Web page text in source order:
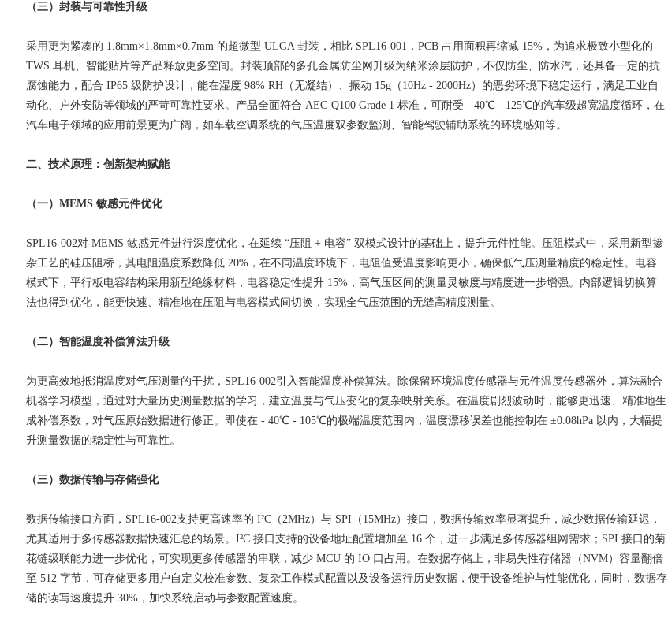
（三）封装与可靠性升级
采用更为紧凑的 1.8mm×1.8mm×0.7mm 的超微型 ULGA 封装，相比 SPL16-001，PCB 占用面积再缩减 15%，为追求极致小型化的
TWS 耳机、智能贴片等产品释放更多空间。封装顶部的多孔金属防尘网升级为纳米涂层防护，不仅防尘、防水汽，还具备一定的抗
腐蚀能力，配合 IP65 级防护设计，能在湿度 98% RH（无凝结）、振动 15g（10Hz - 2000Hz）的恶劣环境下稳定运行，满足工业自
动化、户外安防等领域的严苛可靠性要求。产品全面符合 AEC-Q100 Grade 1 标准，可耐受 - 40℃ - 125℃的汽车级超宽温度循环，在
汽车电子领域的应用前景更为广阔，如车载空调系统的气压温度双参数监测、智能驾驶辅助系统的环境感知等。
二、技术原理：创新架构赋能
（一） MEMS 敏感元件优化
SPL16-002对 MEMS 敏感元件进行深度优化，在延续 “压阻 + 电容” 双模式设计的基础上，提升元件性能。压阻模式中，采用新型掺
杂工艺的硅压阻桥，其电阻温度系数降低 20%，在不同温度环境下，电阻值受温度影响更小，确保低气压测量精度的稳定性。电容
模式下，平行板电容结构采用新型绝缘材料，电容稳定性提升 15%，高气压区间的测量灵敏度与精度进一步增强。内部逻辑切换算
法也得到优化，能更快速、精准地在压阻与电容模式间切换，实现全气压范围的无缝高精度测量。
（二）智能温度补偿算法升级
为更高效地抵消温度对气压测量的干扰，SPL16-002引入智能温度补偿算法。除保留环境温度传感器与元件温度传感器外，算法融合
机器学习模型，通过对大量历史测量数据的学习，建立温度与气压变化的复杂映射关系。在温度剧烈波动时，能够更迅速、精准地生
成补偿系数，对气压原始数据进行修正。即使在 - 40℃ - 105℃的极端温度范围内，温度漂移误差也能控制在 ±0.08hPa 以内，大幅提
升测量数据的稳定性与可靠性。
（三）数据传输与存储强化
数据传输接口方面，SPL16-002支持更高速率的 I²C（2MHz）与 SPI（15MHz）接口，数据传输效率显著提升，减少数据传输延迟，
尤其适用于多传感器数据快速汇总的场景。I²C 接口支持的设备地址配置增加至 16 个，进一步满足多传感器组网需求；SPI 接口的菊
花链级联能力进一步优化，可实现更多传感器的串联，减少 MCU 的 IO 口占用。在数据存储上，非易失性存储器（NVM）容量翻倍
至 512 字节，可存储更多用户自定义校准参数、复杂工作模式配置以及设备运行历史数据，便于设备维护与性能优化，同时，数据存
储的读写速度提升 30%，加快系统启动与参数配置速度。